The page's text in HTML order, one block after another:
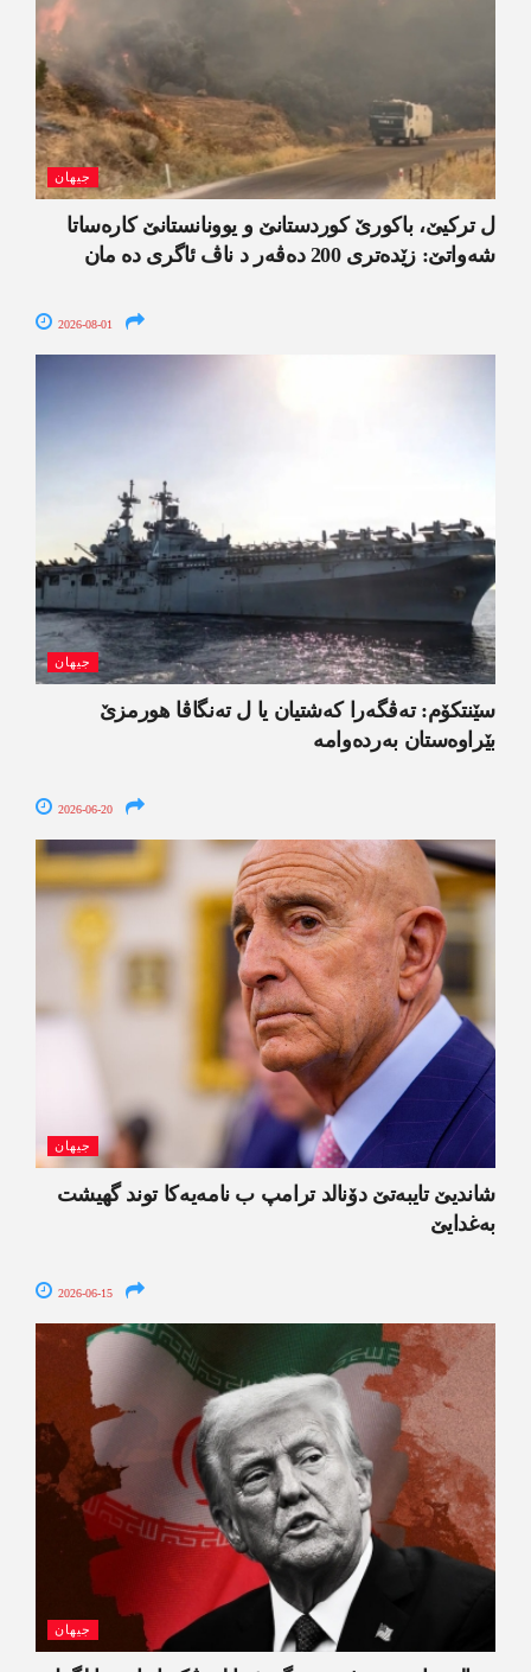
جیھان
ل ترکیێ، باکورێ کوردستانێ و یوونانستانێ کارەساتا
شەواتێ: زێدەتری 200 دەڤەر د ناڤ ئاگری دە مان
2026-08-01
جیھان
سێنتکۆم: تەڤگەرا کەشتیان یا ل تەنگاڤا ھورمزێ
بێراوەستان بەردەوامە
2026-06-20
جیھان
شاندیێ تایبەتێ دۆنالد ترامپ ب نامەیەکا توند گھیشت
بەغدایێ
2026-06-15
جیھان